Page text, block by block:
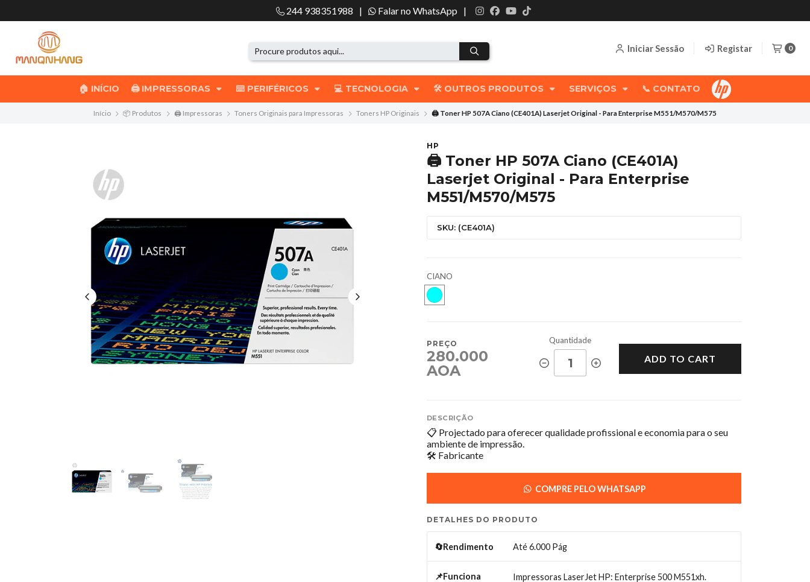
244 938351988 | Falar no WhatsApp |
Iniciar Sessão Registar 0
🏠 INÍCIO 🖨️ IMPRESSORAS ⌨️ PERIFÉRICOS 💻 TECNOLOGIA 🛠️ OUTROS PRODUTOS SERVIÇOS 📞 CONTATO
Início 📦 Produtos 🖨️ Impressoras Toners Originais para Impressoras Toners HP Originais 🖨️ Toner HP 507A Ciano (CE401A) Laserjet Original - Para Enterprise M551/M570/M575
HP
🖨️ Toner HP 507A Ciano (CE401A)
Laserjet Original - Para Enterprise
M551/M570/M575
SKU: (CE401A)
CIANO
PREÇO
280.000
AOA
Quantidade
ADD TO CART
DESCRIÇÃO
📋 Projectado para oferecer qualidade profissional e economia para o seu
ambiente de impressão.
🛠️ Fabricante
COMPRE PELO WHATSAPP
DETALHES DO PRODUTO
🔄Rendimento Até 6.000 Pág
📌Funciona
Impressoras LaserJet HP: Enterprise 500 M551xh.